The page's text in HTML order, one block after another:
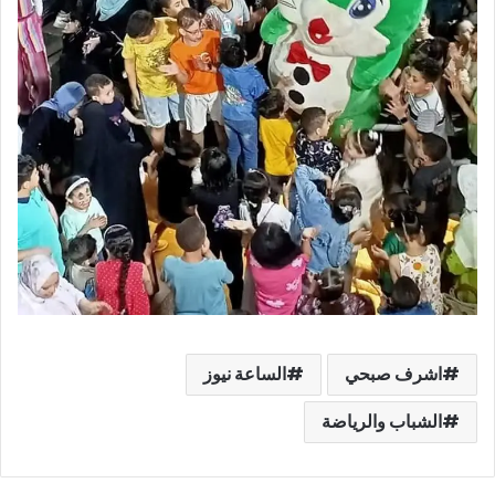
اشرف صبحي
الساعة نيوز
الشباب والرياضة